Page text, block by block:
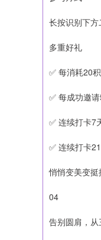
长按识别下方
多重好礼
✅ 每消耗20
✅ 每成功邀
✅ 连续打卡7
✅ 连续打卡
悄悄变美变挺
04
告别圆肩，